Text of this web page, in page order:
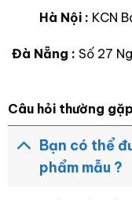
Hà Nội : KCN
Đà Nẵng : Số 27
Câu hỏi thường gặp
Bạn có thể
phẩm mẫu ?